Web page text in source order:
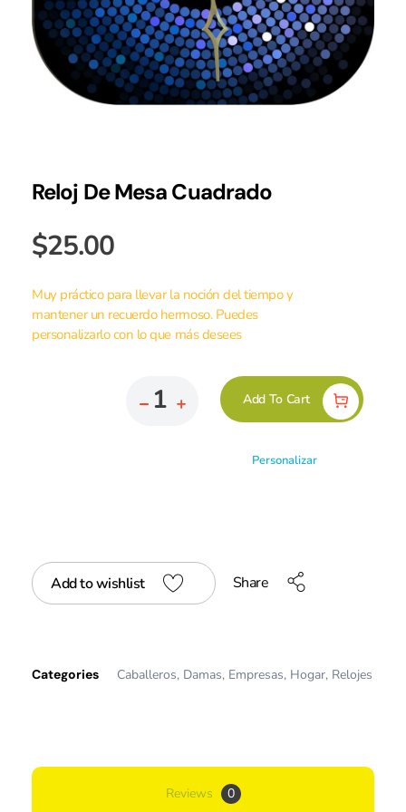
Reloj De Mesa Cuadrado
$25.00
Muy práctico para llevar la noción del tiempo y
mantener un recuerdo hermoso. Puedes
personalizarlo con lo que más desees
Add To Cart
Personalizar
Add to wishlist Share
Categories Caballeros, Damas, Empresas, Hogar, Relojes
Reviews 0